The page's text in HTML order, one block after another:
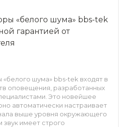
«белого шума» bbs-tek
гарантией от
«белого шума» bbs-tek входят в
оповещения, разработанных
Это новейшее
автоматически настраивает
выше уровня окружающего
имеет строго